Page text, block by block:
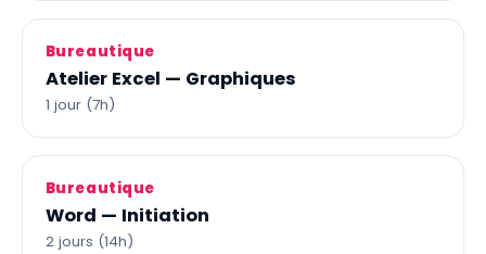
Bureautique
Atelier Excel — Graphiques
1 jour (7h)
Bureautique
Word — Initiation
2 jours (14h)